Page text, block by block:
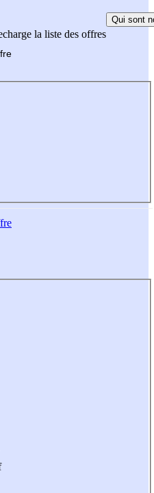
la liste des offres
Qui sont